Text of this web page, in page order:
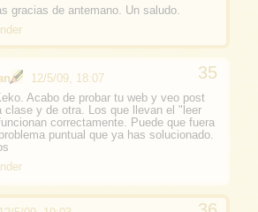
gracias de antemano. Un saludo.
12/5/09, 18:07
Acabo de probar tu web y veo post
clase y de otra. Los que llevan el "leer
correctamente. Puede que fuera
puntual que ya has solucionado.